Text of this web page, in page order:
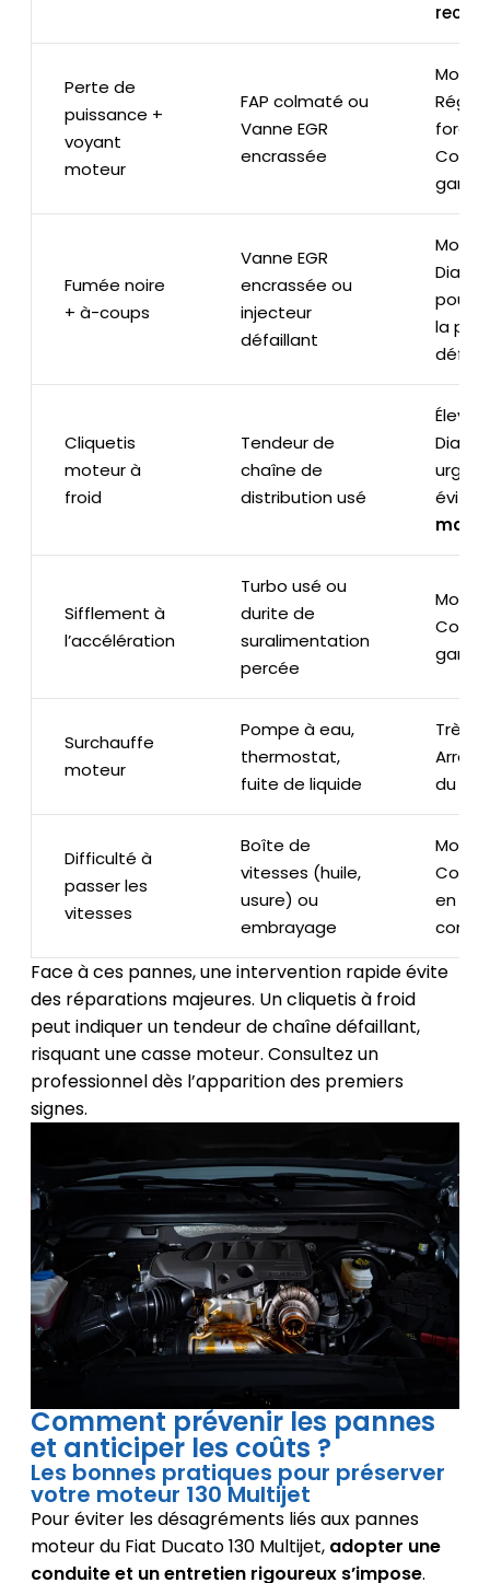
Perte de
puissance +
voyant
moteur
FAP colmaté ou
Vanne EGR
encrassée
Fumée noire
+ à-coups
Vanne EGR
encrassée ou
injecteur
défaillant
pour
la
Cliquetis
moteur à
froid
Tendeur de
chaîne de
distribution usé
Élevé :
éviter
Sifflement à
l’accélération
Turbo usé ou
durite de
suralimentation
percée
Surchauffe
moteur
Pompe à eau,
thermostat,
fuite de liquide
Très
Arrêt
du
Difficulté à
passer les
vitesses
Boîte de
vitesses (huile,
usure) ou
embrayage
en
Face à ces pannes, une intervention rapide évite
des réparations majeures. Un cliquetis à froid
peut indiquer un tendeur de chaîne défaillant,
risquant une casse moteur. Consultez un
professionnel dès l’apparition des premiers
signes.
Comment prévenir les pannes
et anticiper les coûts ?
Les bonnes pratiques pour préserver
votre moteur 130 Multijet
Pour éviter les désagréments liés aux pannes
moteur du Fiat Ducato 130 Multijet, adopter une
conduite et un entretien rigoureux s’impose.